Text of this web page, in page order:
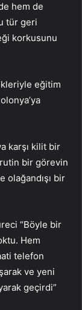
hem de
tür geri
korkusunu
eğitim
karşı kilit bir
bir görevin
bir
“Böyle bir
Hem
telefon
ve yeni
geçirdi”